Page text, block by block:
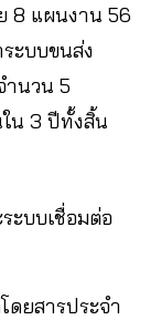
8 แผนงาน 56
ะบบขนส่ง
ำนวน 5
ใน 3 ปีทั้งสิ้น
ะบบเชื่อมต่อ
ดยสารประจํา